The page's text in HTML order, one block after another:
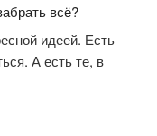
всё?
идеей. Есть
А есть те, в